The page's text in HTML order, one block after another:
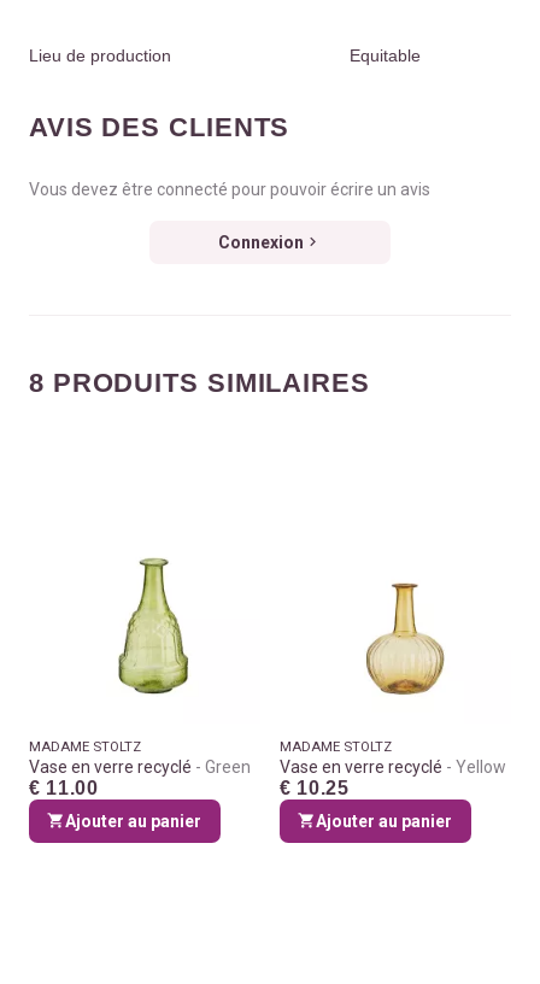
Lieu de production Equitable
AVIS DES CLIENTS
Vous devez être connecté pour pouvoir écrire un avis
Connexion
8 PRODUITS SIMILAIRES
MADAME STOLTZ
Vase en verre recyclé Green
€ 11.00
Ajouter au panier
MADAME STOLTZ
Vase en verre recyclé Yellow
€ 10.25
Ajouter au panier